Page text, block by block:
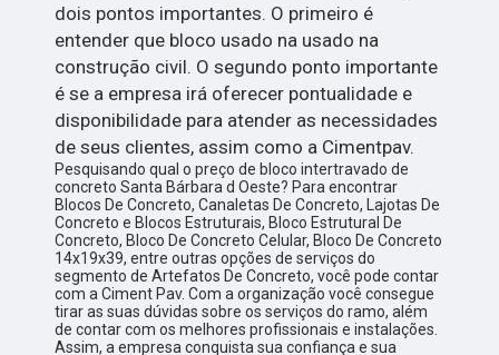
dois pontos importantes. O primeiro é
entender que bloco usado na usado na
construção civil. O segundo ponto importante
é se a empresa irá oferecer pontualidade e
disponibilidade para atender as necessidades
de seus clientes, assim como a Cimentpav.
Pesquisando qual o preço de bloco intertravado de
concreto Santa Bárbara d Oeste? Para encontrar
Blocos De Concreto, Canaletas De Concreto, Lajotas De
Concreto e Blocos Estruturais, Bloco Estrutural De
Concreto, Bloco De Concreto Celular, Bloco De Concreto
14x19x39, entre outras opções de serviços do
segmento de Artefatos De Concreto, você pode contar
com a Ciment Pav. Com a organização você consegue
tirar as suas dúvidas sobre os serviços do ramo, além
de contar com os melhores profissionais e instalações.
Assim, a empresa conquista sua confiança e sua